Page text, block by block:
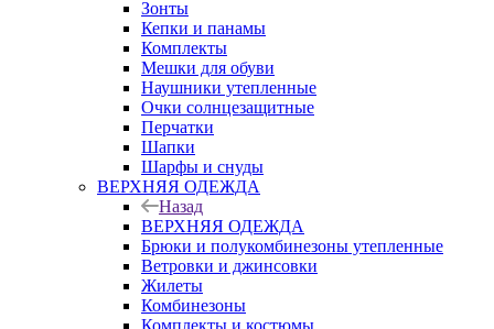
Зонты
Кепки и панамы
Комплекты
Мешки для обуви
Наушники утепленные
Очки солнцезащитные
Перчатки
Шапки
Шарфы и снуды
ВЕРХНЯЯ ОДЕЖДА
Назад
ВЕРХНЯЯ ОДЕЖДА
Брюки и полукомбинезоны утепленные
Ветровки и джинсовки
Жилеты
Комбинезоны
Комплекты и костюмы